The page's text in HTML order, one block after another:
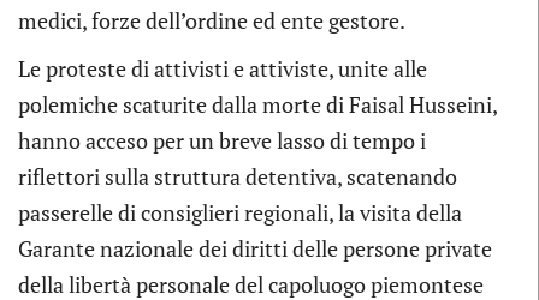
medici, forze dell’ordine ed ente gestore.
Le proteste di attivisti e attiviste, unite alle
polemiche scaturite dalla morte di Faisal Husseini,
hanno acceso per un breve lasso di tempo i
riflettori sulla struttura detentiva, scatenando
passerelle di consiglieri regionali, la visita della
Garante nazionale dei diritti delle persone private
della libertà personale del capoluogo piemontese